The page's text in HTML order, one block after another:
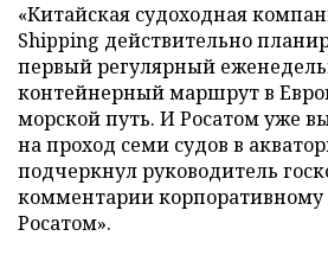
«Китайская судоходная
Shipping действительно
первый регулярный
контейнерный маршрут в
морской путь. И Росатом уже
на проход семи судов в
подчеркнул руководитель
комментарии
Росатом».